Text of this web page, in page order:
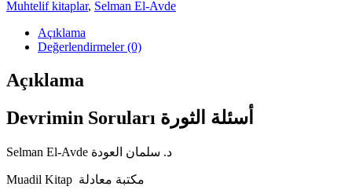
Muhtelif kitaplar, Selman El-Avde
Açıklama
Değerlendirmeler (0)
Açıklama
Devrimin Soruları أسئلة الثورة
Selman El-Avde د. سلمان العودة
Muadil Kitap مكتبة معادلة